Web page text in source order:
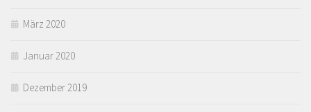
März 2020
Januar 2020
Dezember 2019